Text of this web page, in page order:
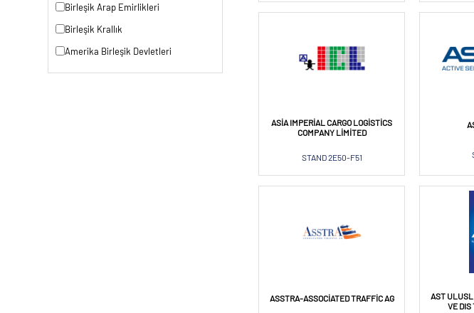
Birleşik Arap Emirlikleri
Birleşik Krallık
Amerika Birleşik Devletleri
ASIA IMPERIAL CARGO LOGISTICS
COMPANY LIMITED
STAND 2E50-F51
ASSTRA-ASSOCIATED TRAFFIC AG
AST
VE DIS